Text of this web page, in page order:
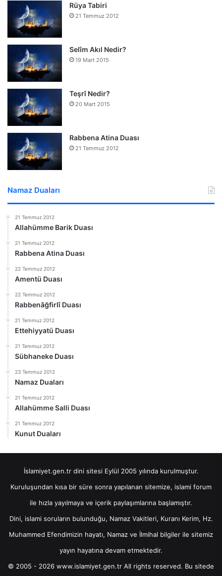
Rüya Tabiri
21 Temmuz 2012
Selîm Akıl Nedir?
19 Mart 2015
Teşrî Nedir?
20 Mart 2015
Rabbena Atina Duası
21 Temmuz 2012
Namaz Duaları
21 Temmuz 2012
Allahümme Barik Duası
21 Temmuz 2012
Rabbena Atina Duası
22 Temmuz 2012
Amentü Duası
22 Temmuz 2012
Rabbenâğfirlî Duası
21 Temmuz 2012
Ettehiyyatü Duası
21 Temmuz 2012
Sübhaneke Duası
23 Temmuz 2012
Namaz Duaları
21 Temmuz 2012
Allahümme Salli Duası
21 Temmuz 2012
Kunut Duaları
İslamiyet.gen.tr dini sitesi Eylül 2005 yılında kurulmuştur.
Kuruluşundan kısa bir süre sonra yapılanan sitemize, islami forum
ile hızla yayılmaya ve içerik paylaşımlarına başlamıştır.
Dini, islami soruların bulunduğu, Namaz Vakitleri, Kuranı Kerim, Hz.
Muhammed Efendimizin hayatı, Namaz ve İlmihal bilgiler ile sitemiz
yayın hayatına devam etmektedir.
© 2005 - 2026 www.islamiyet.gen.tr All rights reserved. Bu sitede